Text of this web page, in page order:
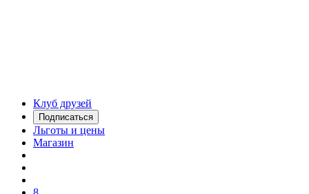
Клуб друзей
Подписаться
Льготы и цены
Магазин